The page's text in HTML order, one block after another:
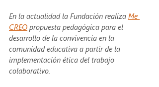
En la actualidad la Fundación realiza Me
CREO propuesta pedagógica para el
desarrollo de la convivencia en la
comunidad educativa a partir de la
implementación ética del trabajo
colaborativo.